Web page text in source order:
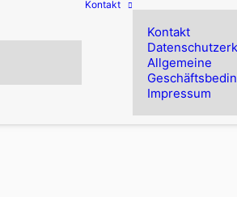
Kontakt
Kontakt
Allgemeine
Impressum